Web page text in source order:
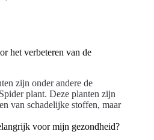
het verbeteren van de
zijn onder andere de
plant. Deze planten zijn
van schadelijke stoffen, maar
voor mijn gezondheid?